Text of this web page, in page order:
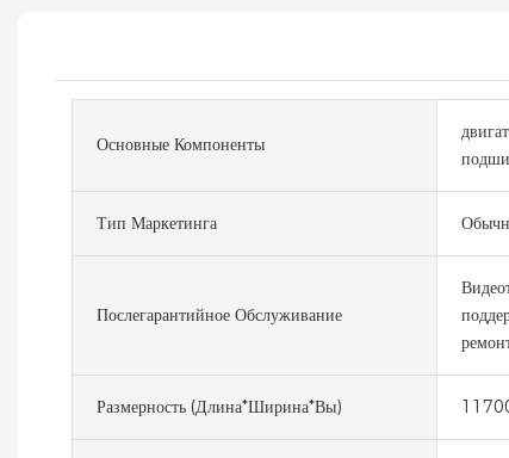
Основные Компоненты
Тип Маркетинга
Послегарантийное Обслуживание
Размерность (длина*ширина*вы)